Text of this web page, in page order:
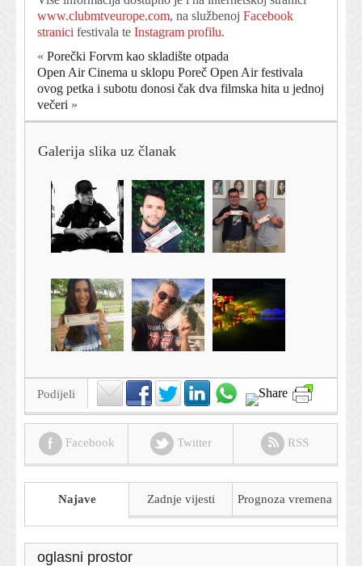
www.clubmtveurope.com, na službenoj Facebook
stranici festivala te Instagram profilu.
« Porečki Forvm kao skladište otpada
Open Air Cinema u sklopu Poreč Open Air festivala
ovog petka i subotu donosi čak dva filmska hita u jednoj
večeri »
Galerija slika uz članak
Podijeli
Facebook Twitter RSS
Najave Zadnje vijesti Prognoza vremena
oglasni prostor